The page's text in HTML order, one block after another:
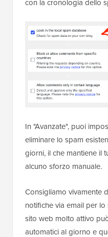
Consigliamo di abilitare
Fidati dei
Segna come spam.
Usa espressioni
plugin di cercare